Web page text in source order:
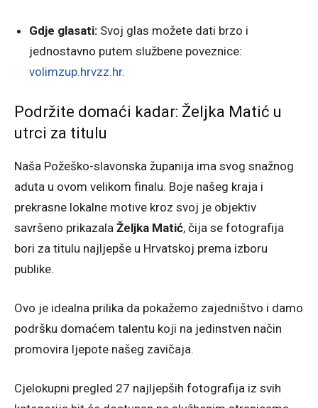
Gdje glasati: Svoj glas možete dati brzo i
jednostavno putem službene poveznice:
volimzup.hrvzz.hr.
Podržite domaći kadar: Željka Matić u
utrci za titulu
Naša Požeško-slavonska županija ima svog snažnog
aduta u ovom velikom finalu. Boje našeg kraja i
prekrasne lokalne motive kroz svoj je objektiv
savršeno prikazala Željka Matić, čija se fotografija
bori za titulu najljepše u Hrvatskoj prema izboru
publike.
Ovo je idealna prilika da pokažemo zajedništvo i damo
podršku domaćem talentu koji na jedinstven način
promovira ljepote našeg zavičaja.
Cjelokupni pregled 27 najljepših fotografija iz svih